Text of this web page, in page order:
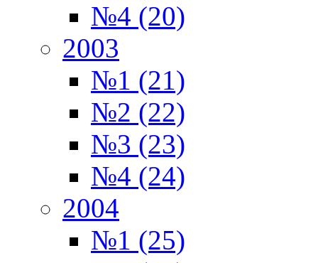
№4 (20)
2003
№1 (21)
№2 (22)
№3 (23)
№4 (24)
2004
№1 (25)